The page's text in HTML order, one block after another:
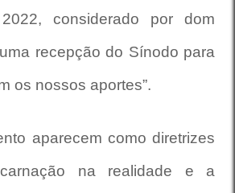
considerado por dom
recepção do Sínodo para
os nossos aportes”.
aparecem como diretrizes
na realidade e a